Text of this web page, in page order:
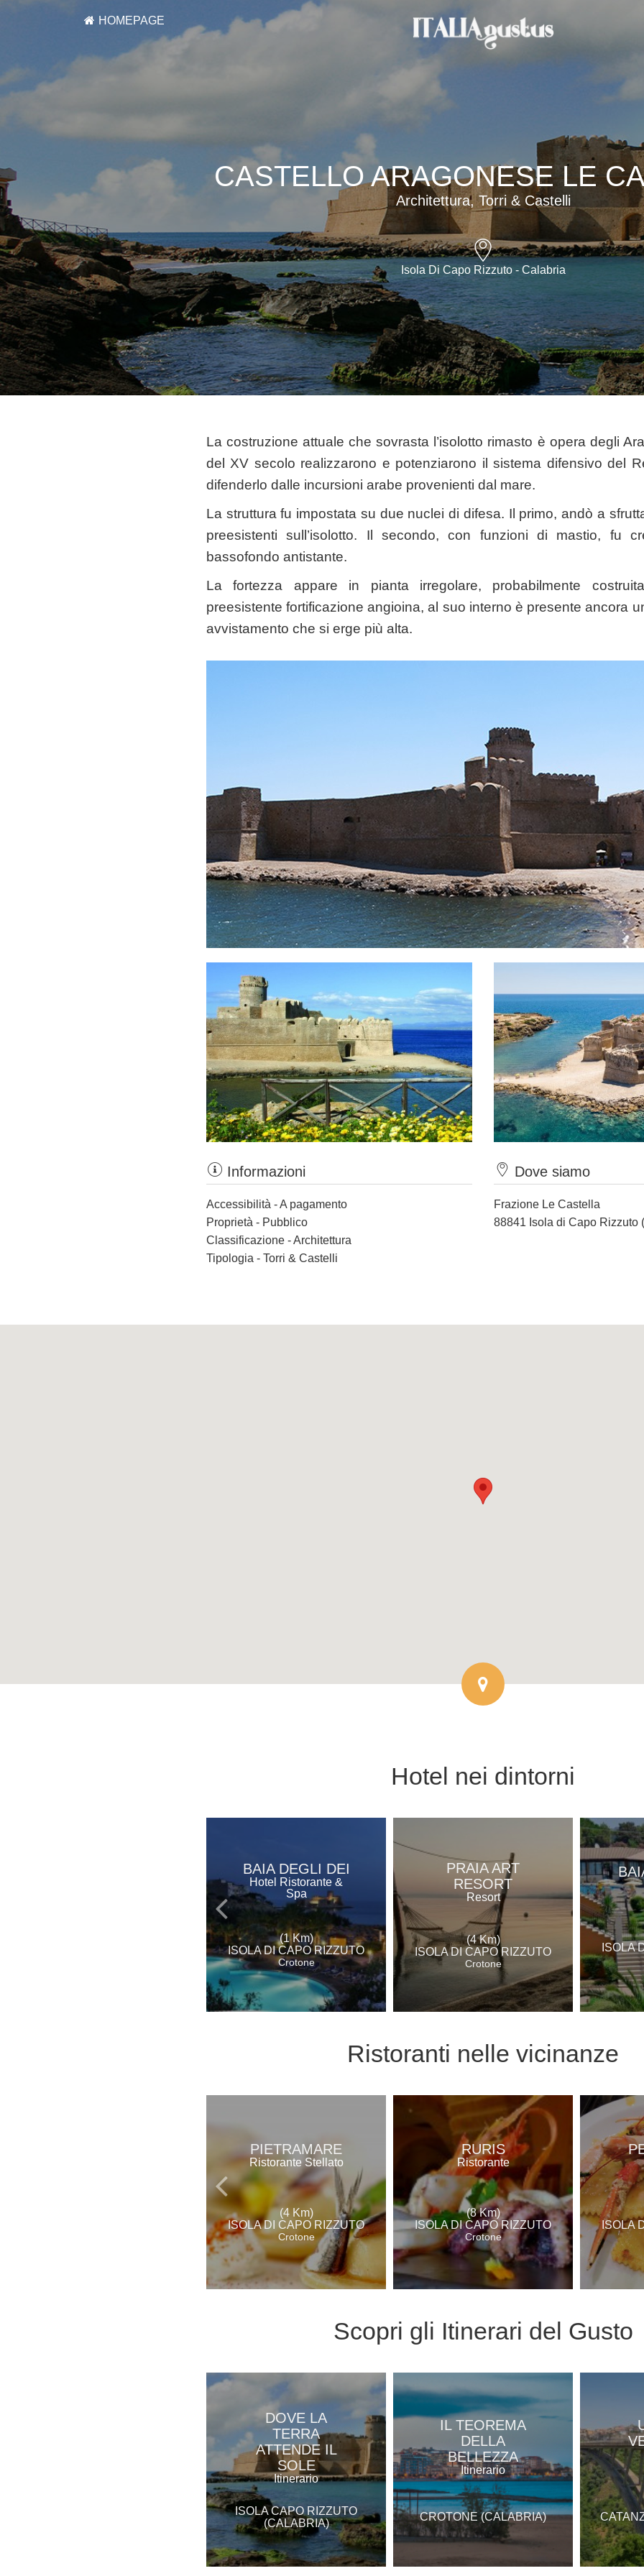
HOMEPAGE
CASTELLO ARAGONESE LE
Architettura, Torri & Castelli
Isola Di Capo Rizzuto - Calabria
La costruzione attuale che sovrasta l’isolotto rimasto è opera degli
del XV secolo realizzarono e potenziarono il sistema difensivo del
difenderlo dalle incursioni arabe provenienti dal mare.
La struttura fu impostata su due nuclei di difesa. Il primo, andò a
preesistenti sull’isolotto. Il secondo, con funzioni di mastio, fu
bassofondo antistante.
La fortezza appare in pianta irregolare, probabilmente
preesistente fortificazione angioina, al suo interno è presente ancora
avvistamento che si erge più alta.
Informazioni
Accessibilità - A pagamento
Proprietà - Pubblico
Classificazione - Architettura
Tipologia - Torri & Castelli
Dove siamo
Frazione Le Castella
88841 Isola di Capo Rizzuto
Hotel nei dintorni
BAIA DEGLI DEI
Hotel Ristorante &
Spa
(1 Km)
ISOLA DI CAPO RIZZUTO
Crotone
PRAIA ART
RESORT
Resort
(4 Km)
ISOLA DI CAPO RIZZUTO
Crotone
ISOLA
Ristoranti nelle vicinanze
PIETRAMARE
Ristorante Stellato
(4 Km)
ISOLA DI CAPO RIZZUTO
Crotone
RURIS
Ristorante
(8 Km)
ISOLA DI CAPO RIZZUTO
Crotone
ISOLA
Scopri gli Itinerari del Gusto
DOVE LA
TERRA
ATTENDE IL
SOLE
Itinerario
ISOLA CAPO RIZZUTO
(CALABRIA)
IL TEOREMA
DELLA
BELLEZZA
Itinerario
CROTONE (CALABRIA)